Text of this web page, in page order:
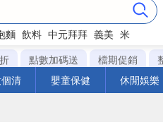
麵 飲料 中元拜拜 義美 米
點數加碼送 檔期促銷
清 嬰童保健 休閒娛樂